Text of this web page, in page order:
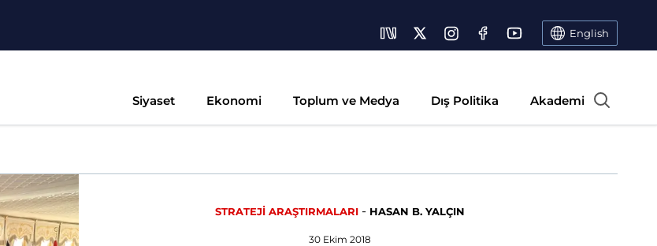
English
Siyaset Ekonomi Toplum ve Medya Dış Politika Akademi
STRATEJİ ARAŞTIRMALARI - HASAN B. YALÇIN
30 Ekim 2018